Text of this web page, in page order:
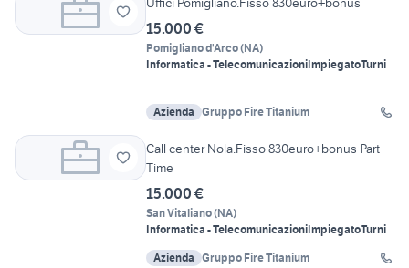
15.000 €
Pomigliano d'Arco(NA)
Informatica - TelecomunicazioniImpiegatoTurni
Azienda Gruppo Fire Titanium
Call center Nola.Fisso 830euro+bonus Part
Time
15.000 €
San Vitaliano(NA)
Informatica - TelecomunicazioniImpiegatoTurni
Azienda Gruppo Fire Titanium